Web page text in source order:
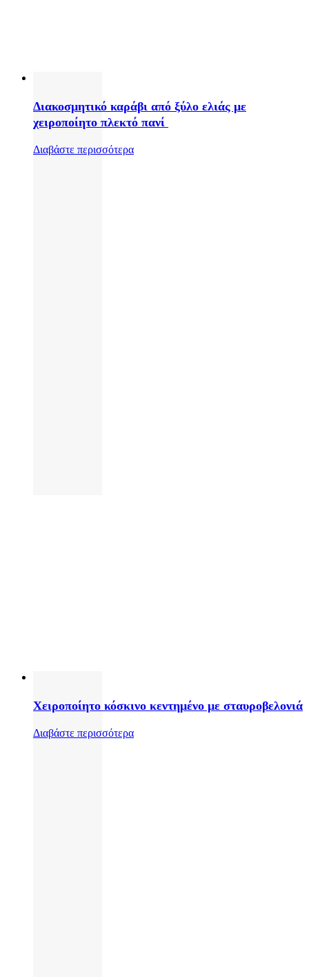
Διακοσμητικό καράβι από ξύλο ελιάς με
χειροποίητο πλεκτό πανί
Διαβάστε περισσότερα
Χειροποίητο κόσκινο κεντημένο με σταυροβελονιά
Διαβάστε περισσότερα